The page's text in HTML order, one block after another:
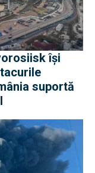
își
suportă